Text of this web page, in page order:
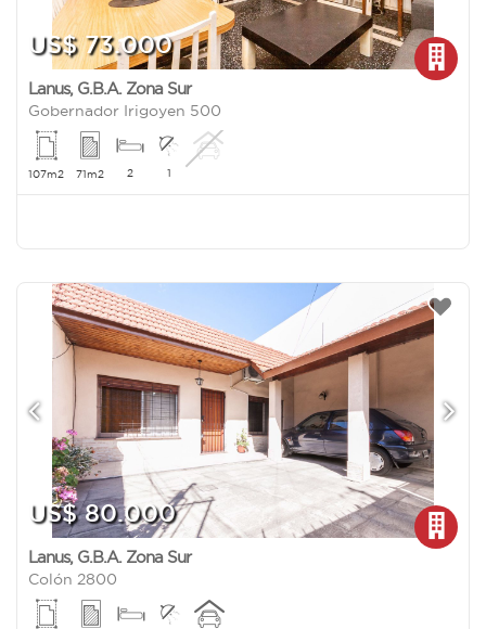
US$ 73.000
Lanus, G.B.A. Zona Sur
Gobernador Irigoyen 500
107m2 71m2 2 1
US$ 80.000
Lanus, G.B.A. Zona Sur
Colón 2800